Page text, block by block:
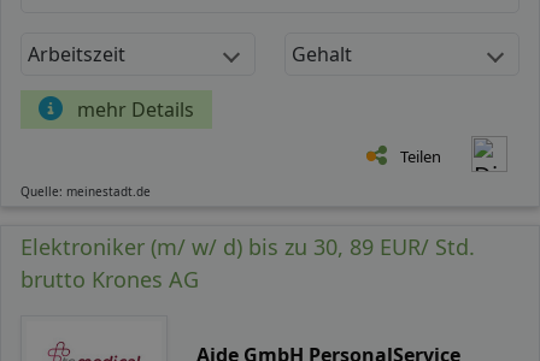
Arbeitszeit Gehalt
mehr Details
Teilen
Quelle: meinestadt.de
Elektroniker (m/ w/ d) bis zu 30, 89 EUR/ Std.
brutto Krones AG
Aide GmbH PersonalService